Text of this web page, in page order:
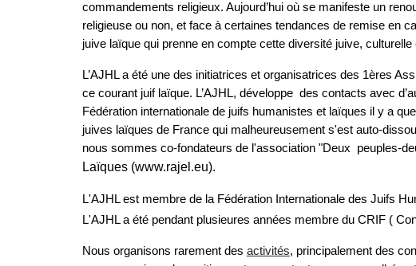
commandements religieux. Aujourd’hui où se manifeste un
religieuse ou non, et face à certaines tendances de remise en
juive laïque qui prenne en compte cette diversité juive, culturelle
L’AJHL a été une des initiatrices et organisatrices des 1ères
ce courant juif laïque. L’AJHL, développe des contacts avec
Fédération internationale de juifs humanistes et laïques il y a
juives laïques de France qui malheureusement s'est auto-
nous sommes co-fondateurs de l'association "Deux peuples-
Laïques (www.rajel.eu).
L'AJHL est membre de la Fédération Internationale des Juifs
L'AJHL a été pendant plusieures années membre du CRIF (
Nous organisons rarement des activités, principalement des